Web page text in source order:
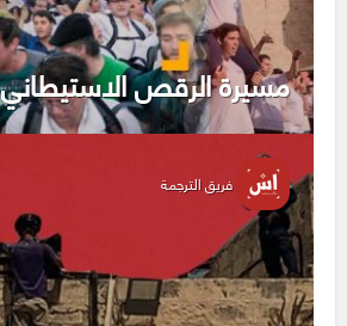
مسيرة الرقص الاستيطاني
فريق الترجمة